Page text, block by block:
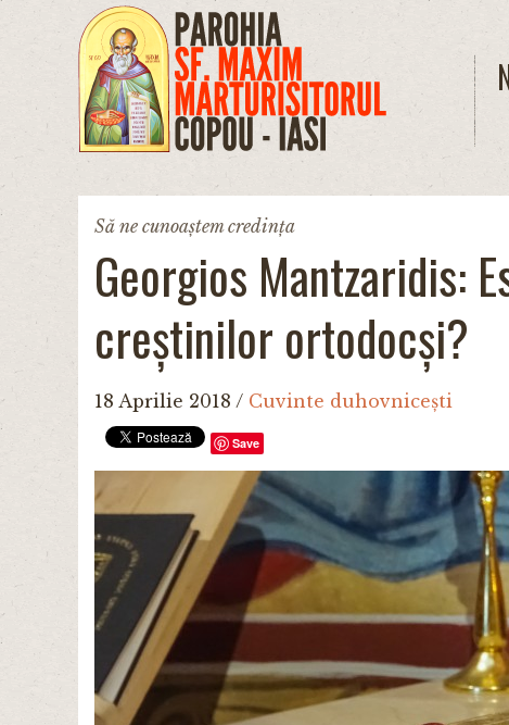
Mergi la conţinutul principal
Să ne cunoaștem credința
Georgios Mantzaridis:
creștinilor ortodocși?
18 Aprilie 2018 / Cuvinte duhovnicești
Save